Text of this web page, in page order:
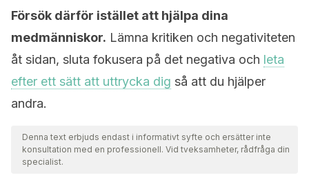
Försök därför istället att hjälpa dina
medmänniskor. Lämna kritiken och negativiteten
åt sidan, sluta fokusera på det negativa och leta
efter ett sätt att uttrycka dig så att du hjälper
andra.
Denna text erbjuds endast i informativt syfte och ersätter inte
konsultation med en professionell. Vid tveksamheter, rådfråga din
specialist.